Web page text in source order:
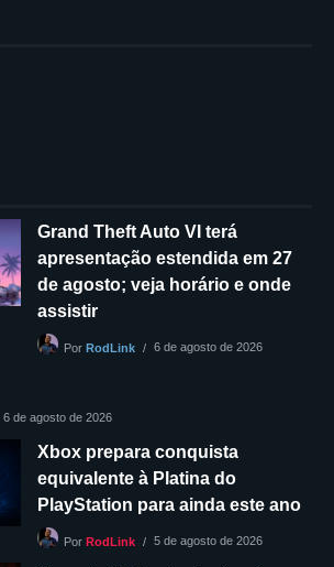
Grand Theft Auto VI terá
apresentação estendida em 27
de agosto; veja horário e onde
assistir
Por RodLink 6 de agosto de 2026
6 de agosto de 2026
Xbox prepara conquista
equivalente à Platina do
PlayStation para ainda este ano
Por RodLink 5 de agosto de 2026